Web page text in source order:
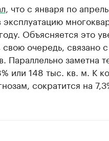
, что с января по
эксплуатацию
Объясняется это
свою очередь, связано
Параллельно заметна
или 148 тыс. кв. м. К
сократится на